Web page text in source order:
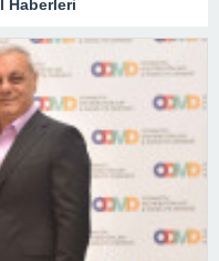
Haberleri